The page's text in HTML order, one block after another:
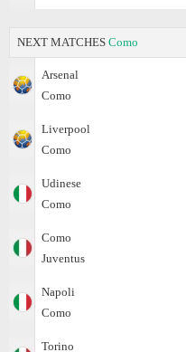
NEXT MATCHES Como
Arsenal
Como
Liverpool
Como
Udinese
Como
Como
Juventus
Napoli
Como
Torino